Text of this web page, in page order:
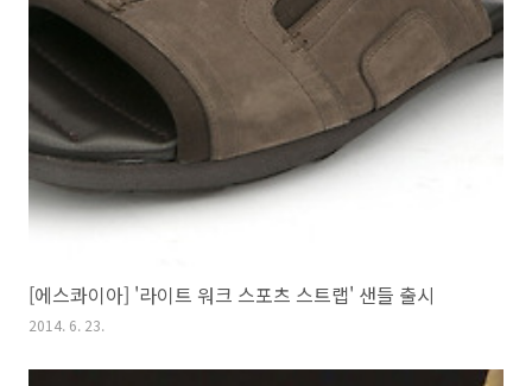
[에스콰이아] '라이트 워크 스포츠 스트랩' 샌들 출시
2014. 6. 23.